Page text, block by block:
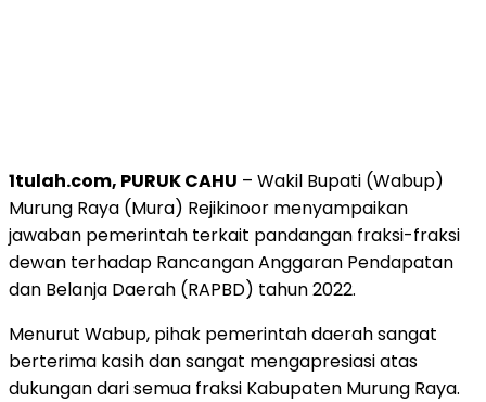
1tulah.com, PURUK CAHU – Wakil Bupati (Wabup)
Murung Raya (Mura) Rejikinoor menyampaikan
jawaban pemerintah terkait pandangan fraksi-fraksi
dewan terhadap Rancangan Anggaran Pendapatan
dan Belanja Daerah (RAPBD) tahun 2022.
Menurut Wabup, pihak pemerintah daerah sangat
berterima kasih dan sangat mengapresiasi atas
dukungan dari semua fraksi Kabupaten Murung Raya.